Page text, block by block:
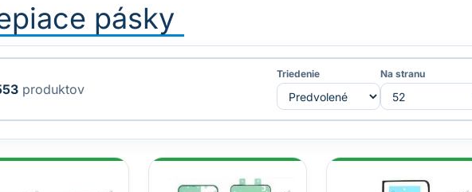
pásky
produktov
Triedenie Na stranu